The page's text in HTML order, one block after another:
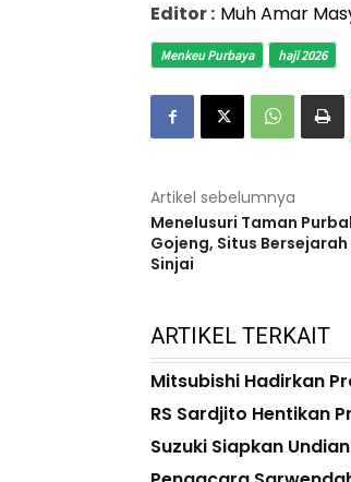
Editor : Muh Amar
Menkeu Purbaya haji 2026
Artikel sebelumnya
Menelusuri Taman
Gojeng, Situs
Sinjai
ARTIKEL TERKAIT
Mitsubishi Hadirkan
RS Sardjito Hentikan
Suzuki Siapkan